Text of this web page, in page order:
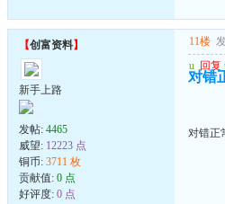
【创富资料】
新手上路
发帖: 4465
威望: 12223 点
铜币: 3711 枚
贡献值: 0 点
好评度: 0 点
11楼
u 回复
对错
对错正